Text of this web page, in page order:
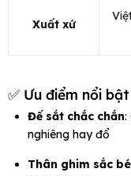
Xuất xứ
✅ Ưu điểm nổi bật
Đế sắt chắc chắn:
nghiêng hay đổ
Thân ghim sắc